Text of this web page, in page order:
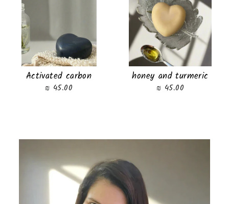
honey and turmeric
45.00 ₪
Activated carbon
45.00 ₪